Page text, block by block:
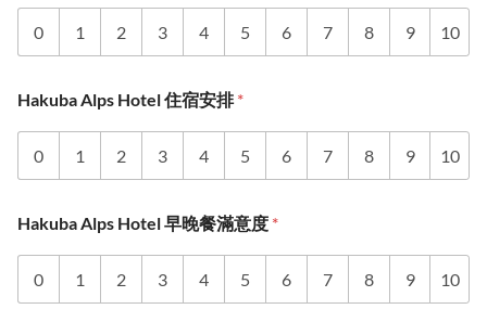
0 1 2 3 4 5 6 7 8 9 10
Hakuba Alps Hotel 住宿安排*
0 1 2 3 4 5 6 7 8 9 10
Hakuba Alps Hotel 早晚餐滿意度 *
0 1 2 3 4 5 6 7 8 9 10